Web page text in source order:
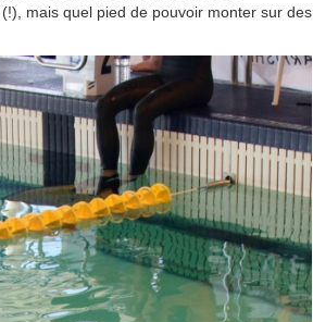
mais quel pied de pouvoir monter sur des